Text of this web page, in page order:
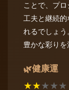
ことで、プ
工夫と継続
れるでしょ
豊かな彩りを
🌿健康運
★★★★★